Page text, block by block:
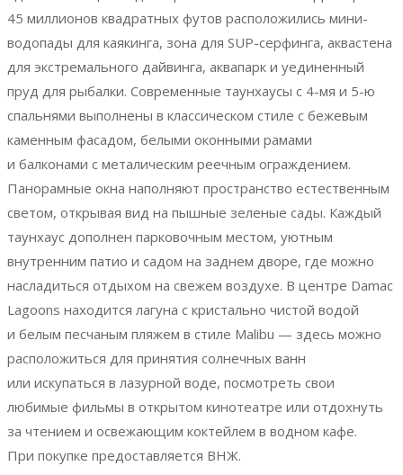
45 миллионов квадратных футов расположились мини-
водопады для каякинга, зона для SUP-серфинга, аквастена
для экстремального дайвинга, аквапарк и уединенный
пруд для рыбалки. Современные таунхаусы с 4-мя и 5-ю
спальнями выполнены в классическом стиле с бежевым
каменным фасадом, белыми оконными рамами
и балконами с металическим реечным ограждением.
Панорамные окна наполняют пространство естественным
светом, открывая вид на пышные зеленые сады. Каждый
таунхаус дополнен парковочным местом, уютным
внутренним патио и садом на заднем дворе, где можно
насладиться отдыхом на свежем воздухе. В центре Damac
Lagoons находится лагуна с кристально чистой водой
и белым песчаным пляжем в стиле Malibu — здесь можно
расположиться для принятия солнечных ванн
или искупаться в лазурной воде, посмотреть свои
любимые фильмы в открытом кинотеатре или отдохнуть
за чтением и освежающим коктейлем в водном кафе.
При покупке предоставляется ВНЖ.